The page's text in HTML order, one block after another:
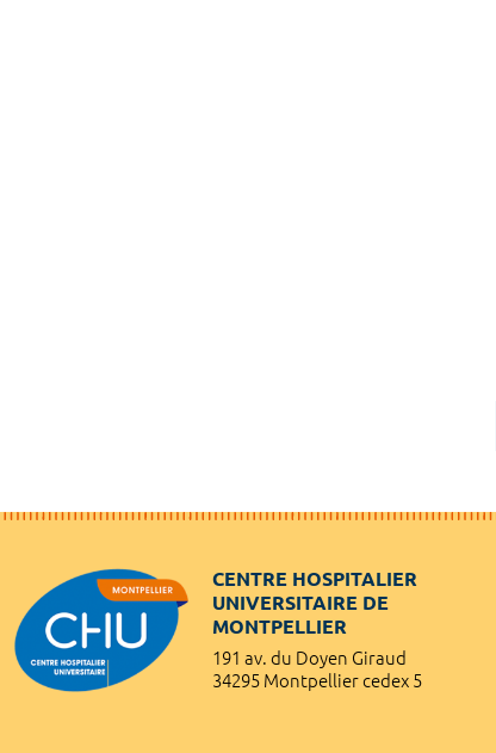
CENTRE HOSPITALIER
UNIVERSITAIRE DE
MONTPELLIER
191 av. du Doyen Giraud
34295 Montpellier cedex 5